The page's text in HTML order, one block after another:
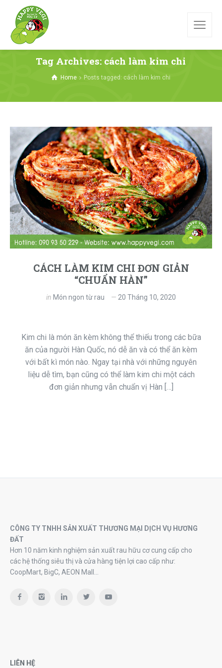
Tag Archives: cách làm kim chi
Home Posts tagged: cách làm kim chi
CÁCH LÀM KIM CHI ĐƠN GIẢN
“CHUẨN HÀN”
in Món ngon từ rau 20 Tháng 10, 2020
Kim chi là món ăn kèm không thể thiếu trong các bữa
ăn của người Hàn Quốc, nó dễ ăn và có thể ăn kèm
với bất kì món nào. Ngay tại nhà với những nguyên
liệu dễ tìm, bạn cũng có thể làm kim chi một cách
đơn giản nhưng vẫn chuẩn vị Hàn […]
CÔNG TY TNHH SẢN XUẤT THƯƠNG MẠI DỊCH VỤ HƯƠNG
ĐẤT
Hơn 10 năm kinh nghiệm sản xuất rau hữu cơ cung cấp cho
các hệ thống siêu thị và cửa hàng tiện lợi cao cấp như:
CoopMart, BigC, AEON Mall…
LIÊN HỆ